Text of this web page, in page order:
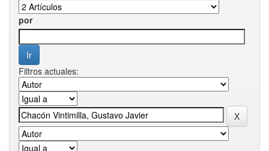
por
Filtros actuales: